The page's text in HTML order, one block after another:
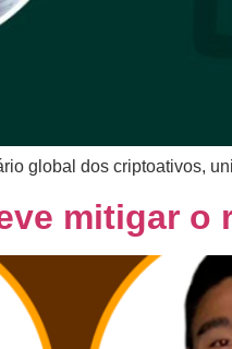
global dos criptoativos,
mitigar o